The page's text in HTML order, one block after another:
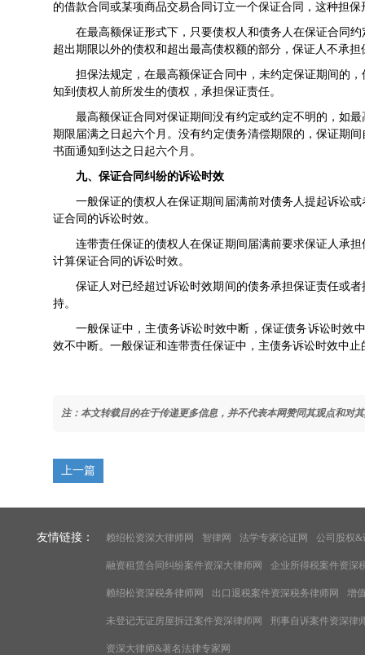
的借款合同或某项商品交易合同订立一个保证合同，这种担
在最高额保证形式下，只要债权人和债务人在保证合同
超出期限以外的债权和超出最高债权额的部分，保证人不承担
担保法规定，在最高额保证合同中，未约定保证期间的
知到债权人前所发生的债权，承担保证责任。
最高额保证合同对保证期间没有约定或约定不明的，如
期限届满之日起六个月。没有约定债务清偿期限的，保证期
书面通知到达之日起六个月。
九、保证合同纠纷的诉讼时效
一般保证的债权人在保证期间届满前对债务人提起诉讼
证合同的诉讼时效。
连带责任保证的债权人在保证期间届满前要求保证人承
计算保证合同的诉讼时效。
保证人对已经超过诉讼时效期间的债务承担保证责任或
持。
一般保证中，主债务诉讼时效中断，保证债务诉讼时效
效不中断。一般保证和连带责任保证中，主债务诉讼时效中
注：本文转载目的在于传递更多信息，并不代表本网赞同其观点和对
上一篇
友情链接： 赖绍松资深大律师网 智律网 法学专家论证网 公司股权&
融资租赁合同纠纷案件资深大律师网 企业所得税案件资深
赖绍松资深税务律师网 出口退税案件资深税务律师网 增
未登记无证房屋拆迁案件资深律师网 刑事自诉案件资深律
资深大律师&著名法律专家网